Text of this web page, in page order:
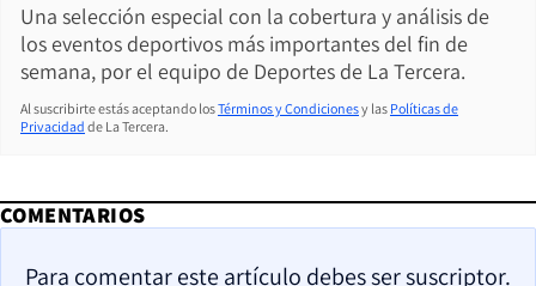
Una selección especial con la cobertura y análisis de
los eventos deportivos más importantes del fin de
semana, por el equipo de Deportes de La Tercera.
Al suscribirte estás aceptando losTérminos y Condicionesy las Políticas de
Privacidad de La Tercera.
COMENTARIOS
Para comentar este artículo debes ser suscriptor.